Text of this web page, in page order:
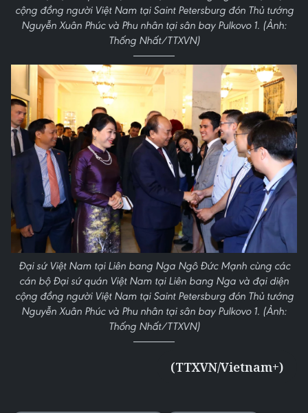
cộng đồng người Việt Nam tại Saint Petersburg đón Thủ tướng
Nguyễn Xuân Phúc và Phu nhân tại sân bay Pulkovo 1. (Ảnh:
Thống Nhất/TTXVN)
Đại sứ Việt Nam tại Liên bang Nga Ngô Đức Mạnh cùng các
cán bộ Đại sứ quán Việt Nam tại Liên bang Nga và đại diện
cộng đồng người Việt Nam tại Saint Petersburg đón Thủ tướng
Nguyễn Xuân Phúc và Phu nhân tại sân bay Pulkovo 1. (Ảnh:
Thống Nhất/TTXVN)
(TTXVN/Vietnam+)